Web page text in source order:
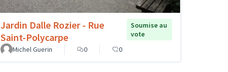
Jardin Dalle Rozier - Rue
Saint-Polycarpe
Soumise au
vote
Michel Guerin
0 0